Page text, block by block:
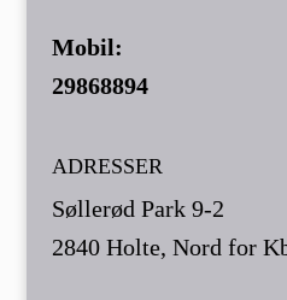
Mobil:
29868894
ADRESSER
Søllerød Park 9-2
2840 Holte, Nord for